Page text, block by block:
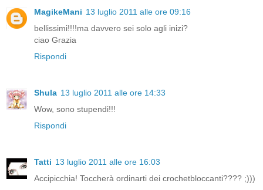
MagikeMani 13 luglio 2011 alle ore 09:16
bellissimi!!!!ma davvero sei solo agli inizi?
ciao Grazia
Rispondi
Shula 13 luglio 2011 alle ore 14:33
Wow, sono stupendi!!!
Rispondi
Tatti 13 luglio 2011 alle ore 16:03
Accipicchia! Toccherà ordinarti dei crochetbloccanti???? ;)))